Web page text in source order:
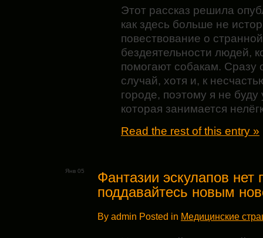
Этот рассказ решила
как здесь больше не
повествование о
бездеятельности людей,
помогают собакам. Сразу
случай, хотя и, к
городе, поэтому я не буду
которая занимается
Read the rest of this entry »
Янв 05
Фантазии эскулапов нет
поддавайтесь новым
By admin Posted in Медицинские